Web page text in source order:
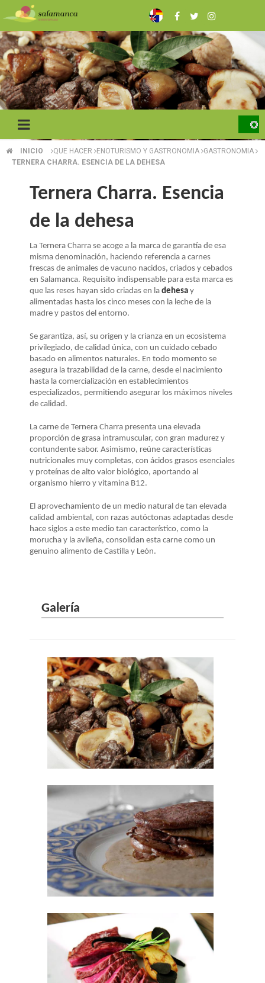
Pasar
al
contenido
principal
SOBRESCRIBIR
AYUDA
NAVEGACIÓN
INICIO QUE HACER ENOTURISMO Y GASTRONOMIA GASTRONOMIA
TERNERA CHARRA. ESENCIA DE LA DEHESA
Ternera Charra. Esencia
de la dehesa
La Ternera Charra se acoge a la marca de garantía de esa
misma denominación, haciendo referencia a carnes
frescas de animales de vacuno nacidos, criados y cebados
en Salamanca. Requisito indispensable para esta marca es
que las reses hayan sido criadas en la dehesa y
alimentadas hasta los cinco meses con la leche de la
madre y pastos del entorno.
Se garantiza, así, su origen y la crianza en un ecosistema
privilegiado, de calidad única, con un cuidado cebado
basado en alimentos naturales. En todo momento se
asegura la trazabilidad de la carne, desde el nacimiento
hasta la comercialización en establecimientos
especializados, permitiendo asegurar los máximos niveles
de calidad.
La carne de Ternera Charra presenta una elevada
proporción de grasa intramuscular, con gran madurez y
contundente sabor. Asimismo, reúne características
nutricionales muy completas, con ácidos grasos esenciales
y proteínas de alto valor biológico, aportando al
organismo hierro y vitamina B12.
El aprovechamiento de un medio natural de tan elevada
calidad ambiental, con razas autóctonas adaptadas desde
hace siglos a este medio tan característico, como la
morucha y la avileña, consolidan esta carne como un
genuino alimento de Castilla y León.
Galería